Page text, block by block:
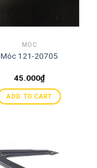
MÓC
Móc 121-20705
45.000₫
ADD TO CART